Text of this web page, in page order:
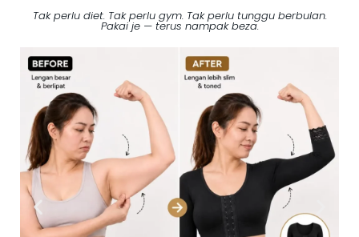
Tak perlu diet. Tak perlu gym. Tak perlu tunggu berbulan.
Pakai je — terus nampak beza.